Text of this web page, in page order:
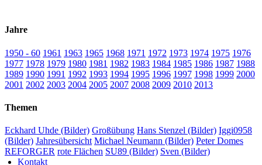
Jahre
1950 - 60 1961 1963 1965 1968 1971 1972 1973 1974 1975 1976
1977 1978 1979 1980 1981 1982 1983 1984 1985 1986 1987 1988
1989 1990 1991 1992 1993 1994 1995 1996 1997 1998 1999 2000
2001 2002 2003 2004 2005 2007 2008 2009 2010 2013
Themen
Eckhard Uhde (Bilder) Großübung Hans Stenzel (Bilder) Iggi0958
(Bilder) Jahresübersicht Michael Neumann (Bilder) Peter Domes
REFORGER rote Flächen SU89 (Bilder) Sven (Bilder)
Kontakt